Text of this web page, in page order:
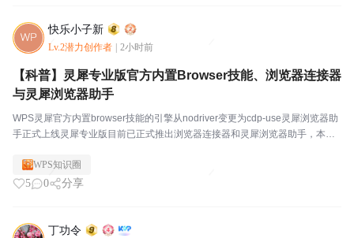
快乐小子新
Lv.2潜力创作者 2小时前
【科普】灵犀专业版官方内置Browser技能、浏览器连接器
与灵犀浏览器助手
WPS灵犀官方内置browser技能的引擎从nodriver变更为cdp-use灵犀浏览器助
手正式上线灵犀专业版目前已正式推出浏览器连接器和灵犀浏览器助手，本文
首页帖子标题"...
WPS知识圈
5 0 分享
丁功令